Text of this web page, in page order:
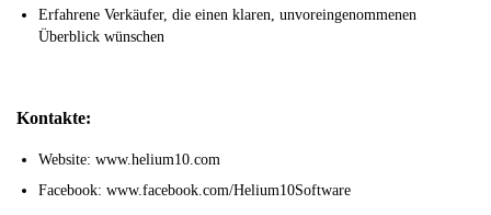
Erfahrene Verkäufer, die einen klaren, unvoreingenommenen
Überblick wünschen
Kontakte:
Website: www.helium10.com
Facebook: www.facebook.com/Helium10Software